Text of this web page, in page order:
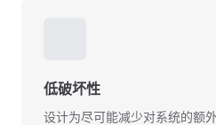
低破坏性
设计为尽可能减少对系统的额